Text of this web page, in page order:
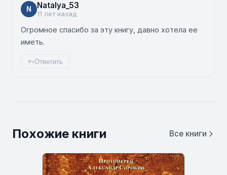
N Natalya_53
11 лет назад
Огромное спасибо за эту книгу, давно хотела ее
иметь.
Ответить
Похожие книги Все книги